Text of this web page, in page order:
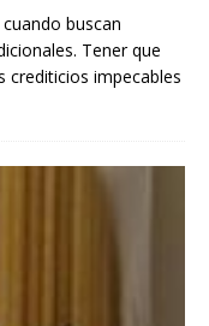
buscan
Tener que
crediticios impecables